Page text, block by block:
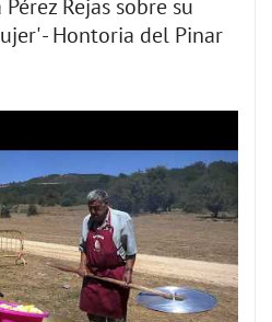
Rejas sobre su
- Hontoria del Pinar